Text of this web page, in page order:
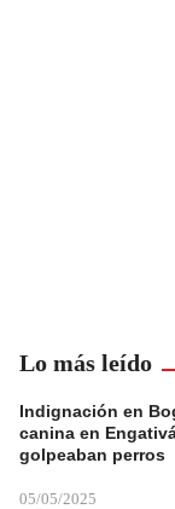
Lo más leído
Indignación en
canina en
golpeaban perros
05/05/2025